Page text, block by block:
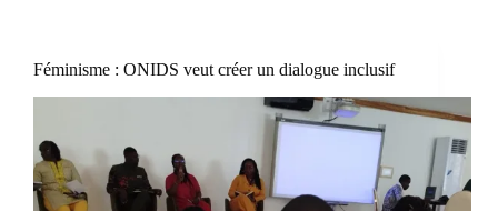
Féminisme : ONIDS veut créer un dialogue inclusif